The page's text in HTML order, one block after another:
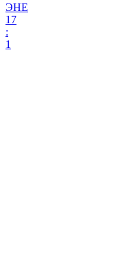
ЭНЕ
17
:
1